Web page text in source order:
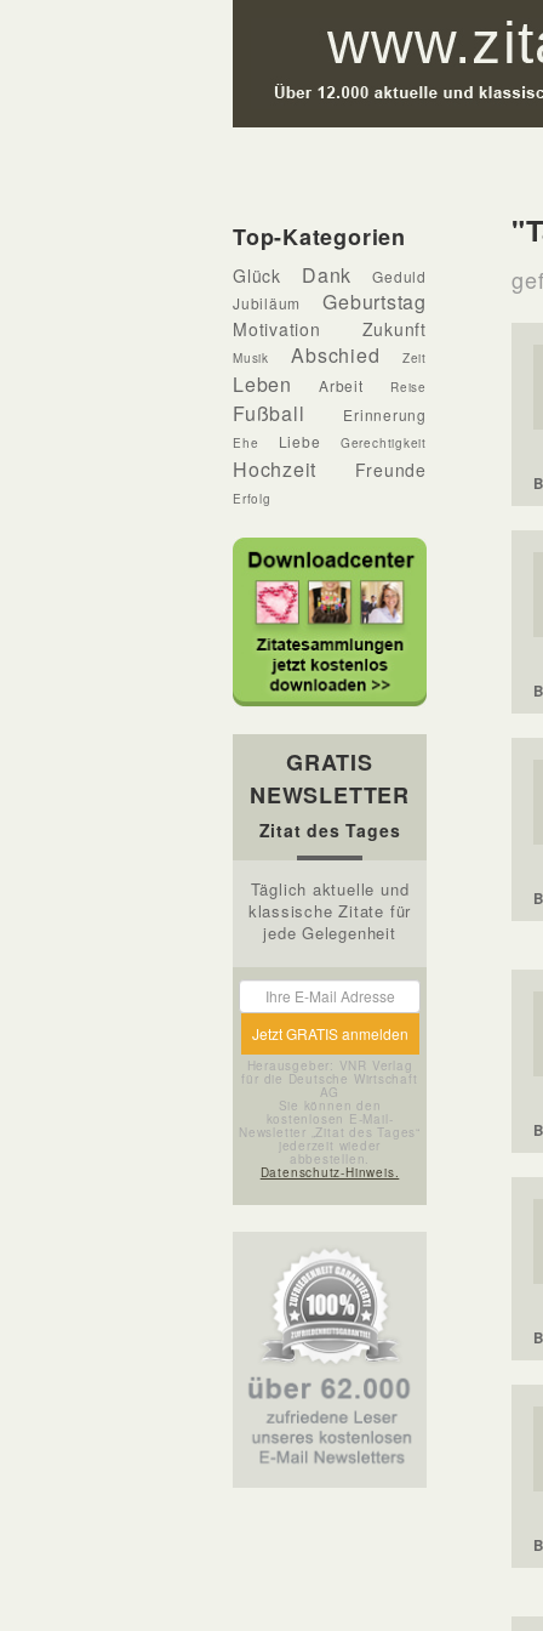
Top-Kategorien
Glück Dank
Geduld
Jubiläum
Geburtstag
Motivation Zukunft
Musik Abschied Zeit
Leben Arbeit Reise
Fußball Erinnerung
Ehe Liebe Gerechtigkeit
Hochzeit Freunde
Erfolg
GRATIS
NEWSLETTER
Zitat des Tages
Täglich aktuelle und
klassische Zitate für
jede Gelegenheit
Herausgeber: VNR Verlag
für die Deutsche Wirtschaft
AG
Sie können den
kostenlosen E-Mail-
Newsletter „Zitat des Tages“
jederzeit wieder
abbestellen.
Datenschutz-Hinweis.